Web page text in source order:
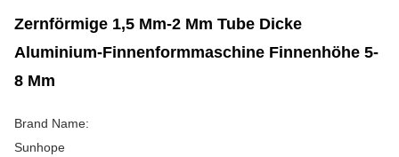
Zernförmige 1,5 Mm-2 Mm Tube Dicke
Aluminium-Finnenformmaschine Finnenhöhe 5-
8 Mm
Brand Name:
Sunhope